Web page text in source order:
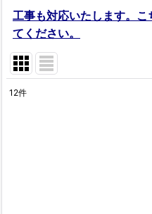
工事も対応いたします。
てください。
12件